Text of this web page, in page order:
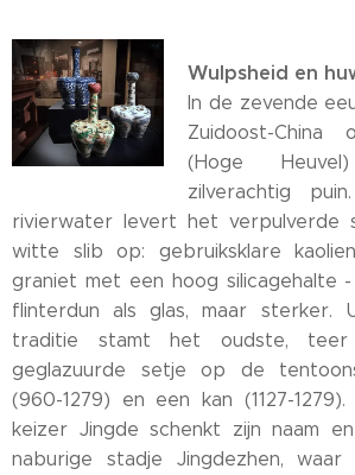
Wulpsheid en
In de zevende
Zuidoost-
(Hoge
zilverachtig
rivierwater levert het verpulverde
witte slib op: gebruiksklare
graniet met een hoog silicagehalte
flinterdun als glas, maar sterker.
traditie stamt het oudste, teer
geglazuurde setje op de
(960-1279) en een kan (1127-
keizer Jingde schenkt zijn naam
naburige stadje Jingdezhen, waar